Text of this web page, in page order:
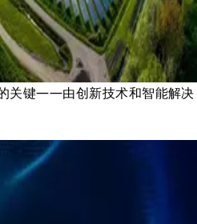
关键——由创新技术和智能解决